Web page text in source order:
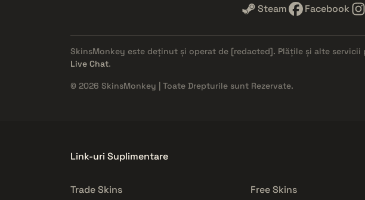
Steam Facebook
SkinsMonkey este deținut și operat de [redacted]. Plățile și alte
Live Chat.
© 2026 SkinsMonkey | Toate Drepturile sunt Rezervate.
Link-uri Suplimentare
Trade Skins Free Skins